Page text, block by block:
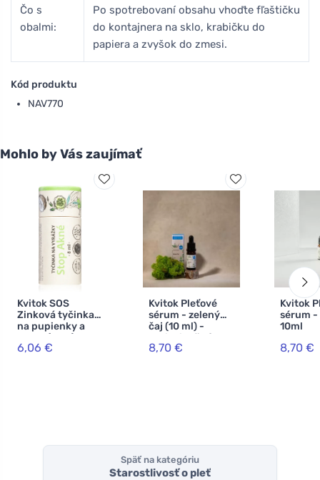
Čo s
obalmi:
Po spotrebovaní obsahu vhoďte fľaštičku
do kontajnera na sklo, krabičku do
papiera a zvyšok do zmesi.
Kód produktu
NAV770
Mohlo by Vás zaujímať
Kvitok SOS
Zinková tyčinka
na pupienky a
opary (8 ml) - s
oxidom
6,06 €
Kvitok Pleťové
sérum - zelený
čaj (10 ml) -
antioxidačné a
protizápalové
8,70 €
Kvitok
sérum -
10ml
8,70 €
Späť na kategóriu
Starostlivosť o pleť